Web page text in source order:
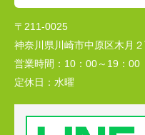
〒211-0025
神奈川県川崎市中原区木月
営業時間： 10：00～19：00
定休日： 水曜